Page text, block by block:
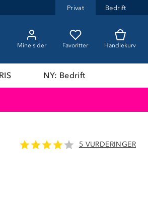
Privat Bedrift
Mine sider Favoritter Handlekurv
NY: Bedrift
5 VURDERINGER